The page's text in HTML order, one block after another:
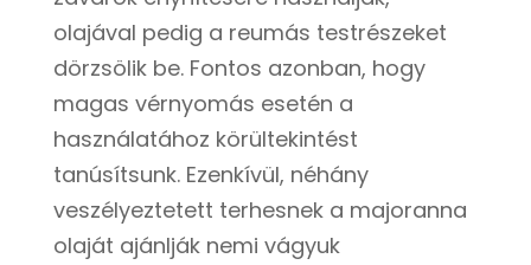
olajával pedig a reumás testrészeket
dörzsölik be. Fontos azonban, hogy
magas vérnyomás esetén a
használatához körültekintést
tanúsítsunk. Ezenkívül, néhány
veszélyeztetett terhesnek a majoranna
olaját ajánlják nemi vágyuk